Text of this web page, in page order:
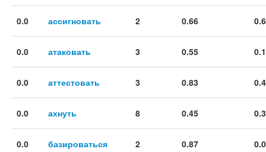
0.0 ассигновать 2 0.66
0.0 атаковать 3 0.55
0.0 аттестовать 3 0.83
0.0 ахнуть 8 0.45
0.0 базироваться 2 0.87